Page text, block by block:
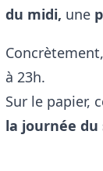
du midi, une
à 23h.
Sur le papier,
la journée du